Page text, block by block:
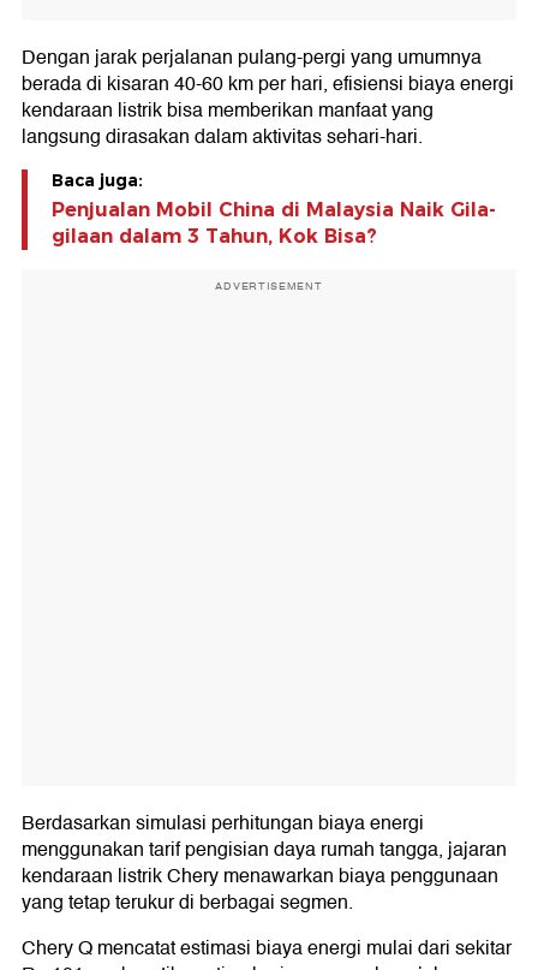
Dengan jarak perjalanan pulang-pergi yang umumnya
berada di kisaran 40-60 km per hari, efisiensi biaya energi
kendaraan listrik bisa memberikan manfaat yang
langsung dirasakan dalam aktivitas sehari-hari.
Baca juga:
Penjualan Mobil China di Malaysia Naik Gila-
gilaan dalam 3 Tahun, Kok Bisa?
ADVERTISEMENT
Berdasarkan simulasi perhitungan biaya energi
menggunakan tarif pengisian daya rumah tangga, jajaran
kendaraan listrik Chery menawarkan biaya penggunaan
yang tetap terukur di berbagai segmen.
Chery Q mencatat estimasi biaya energi mulai dari sekitar